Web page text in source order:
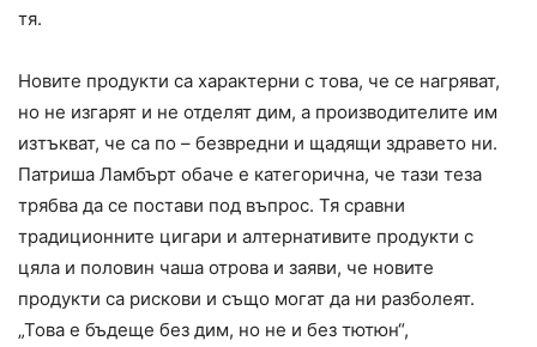
тя.
Новите продукти са характерни с това, че се нагряват,
но не изгарят и не отделят дим, а производителите им
изтъкват, че са по – безвредни и щадящи здравето ни.
Патриша Ламбърт обаче е категорична, че тази теза
трябва да се постави под въпрос. Тя сравни
традиционните цигари и алтернативите продукти с
цяла и половин чаша отрова и заяви, че новите
продукти са рискови и също могат да ни разболеят.
„Това е бъдеще без дим, но не и без тютюн“,